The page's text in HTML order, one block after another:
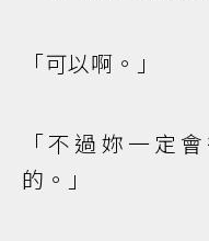
「可以啊。」
「不過妳一定
的。」